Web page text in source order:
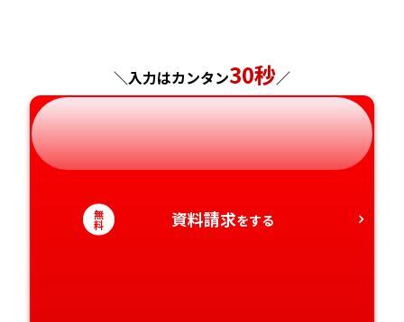
神奈川県
長野県
岐阜県
静岡県
愛知県
兵庫県
奈良県
和歌山県
広島県
山口県
徳島県
香川県
長崎県
熊本県
大分県
宮崎県
＼入力はカンタン30秒／
無
料 資料請求をする